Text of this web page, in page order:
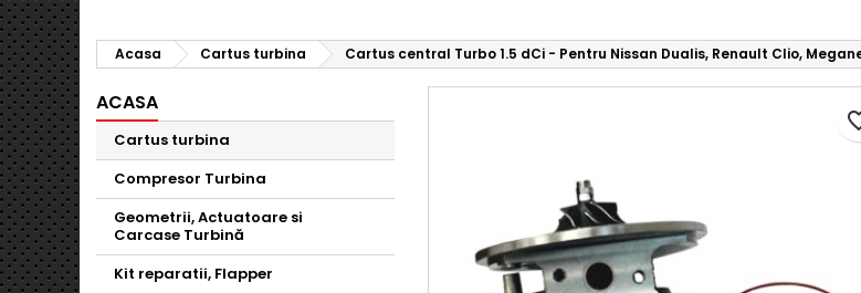
Acasa Cartus turbina Cartus central Turbo 1.5 dCi - Pentru Nissan Dualis, Renault Clio,
ACASA
Cartus turbina
Compresor Turbina
Geometrii, Actuatoare si
Carcase Turbină
Kit reparatii, Flapper